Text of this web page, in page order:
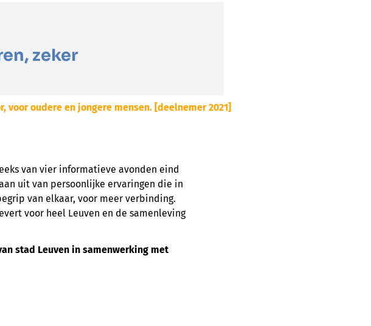
zeker
oudere en jongere mensen. [deelnemer 2021]
van vier informatieve avonden eind
uit van persoonlijke ervaringen die in
van elkaar, voor meer verbinding.
voor heel Leuven en de samenleving
stad Leuven in samenwerking met